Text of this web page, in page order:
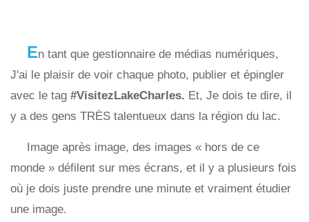
En tant que gestionnaire de médias numériques,
J'ai le plaisir de voir chaque photo, publier et épingler
avec le tag #VisitezLakeCharles. Et, Je dois te dire, il
y a des gens TRÈS talentueux dans la région du lac.
Image après image, des images « hors de ce
monde » défilent sur mes écrans, et il y a plusieurs fois
où je dois juste prendre une minute et vraiment étudier
une image.